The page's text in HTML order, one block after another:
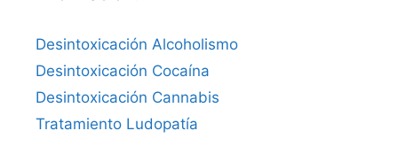
Desintoxicación Alcoholismo
Desintoxicación Cocaína
Desintoxicación Cannabis
Tratamiento Ludopatía